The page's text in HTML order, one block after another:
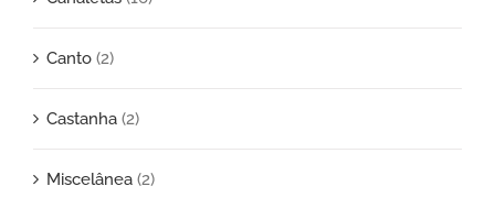
Canto (2)
Castanha (2)
Miscelânea (2)